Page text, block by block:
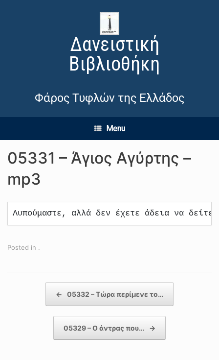
Δανειστική
Βιβλιοθήκη
Φάρος Τυφλών της Ελλάδος
Menu
05331 – Άγιος Αγύρτης –
mp3
Λυπούμαστε, αλλά δεν έχετε άδεια να δείτε
Posted in .
← 05332 – Τώρα περίμενε το…
05329 – Ο άντρας που… →